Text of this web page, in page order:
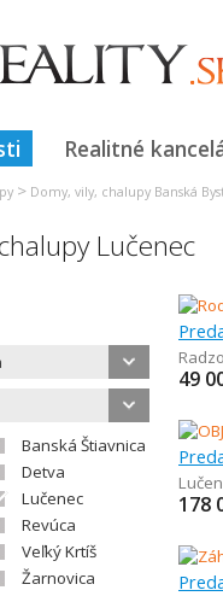
Realitné
> Domy, vily, chalupy Banská
Lučenec
Banská Štiavnica
Detva
Lučenec
Revúca
Veľký Krtíš
Žarnovica
49
178